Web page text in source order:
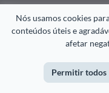
Nós usamos cookies
conteúdos úteis e
afetar
Permitir todos
“Todo problema é um